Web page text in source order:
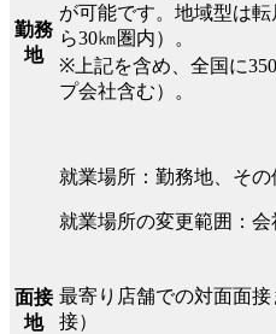
勤務
地
が可能です。地域型は
ら30㎞圏内）。
※上記を含め、全国に
プ会社含む）。
就業場所：勤務地、そ
就業場所の変更範囲：
面接
地
最寄り店舗での対面面
接）